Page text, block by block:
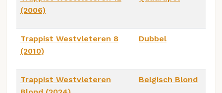
(2006)
Trappist Westvleteren 8
(2010)
Dubbel
Trappist Westvleteren
Belgisch Blond